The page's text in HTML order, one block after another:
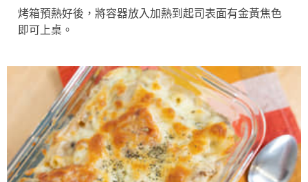
烤箱預熱好後，將容器放入加熱到起司表面有金黃焦色
即可上桌。